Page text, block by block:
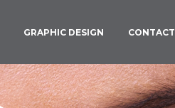
GRAPHIC DESIGN CONTACT